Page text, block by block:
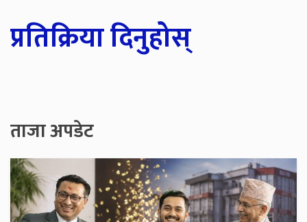
प्रतिक्रिया दिनुहोस्
ताजा अपडेट